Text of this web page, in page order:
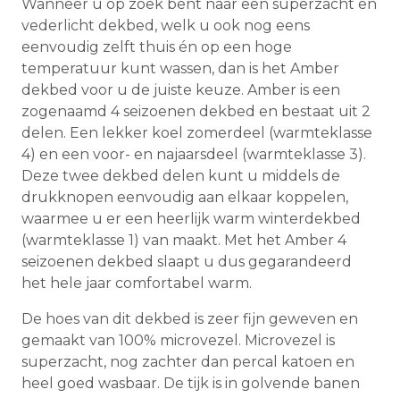
Wanneer u op zoek bent naar een superzacht en
vederlicht dekbed, welk u ook nog eens
eenvoudig zelft thuis én op een hoge
temperatuur kunt wassen, dan is het Amber
dekbed voor u de juiste keuze. Amber is een
zogenaamd 4 seizoenen dekbed en bestaat uit 2
delen. Een lekker koel zomerdeel (warmteklasse
4) en een voor- en najaarsdeel (warmteklasse 3).
Deze twee dekbed delen kunt u middels de
drukknopen eenvoudig aan elkaar koppelen,
waarmee u er een heerlijk warm winterdekbed
(warmteklasse 1) van maakt. Met het Amber 4
seizoenen dekbed slaapt u dus gegarandeerd
het hele jaar comfortabel warm.
De hoes van dit dekbed is zeer fijn geweven en
gemaakt van 100% microvezel. Microvezel is
superzacht, nog zachter dan percal katoen en
heel goed wasbaar. De tijk is in golvende banen